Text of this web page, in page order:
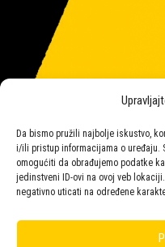
Da bismo pružili najbolje iskustvo,
i/ili pristup informacijama o uređaju.
omogućiti da obrađujemo podatke
jedinstveni ID-ovi na ovoj veb
negativno uticati na određene